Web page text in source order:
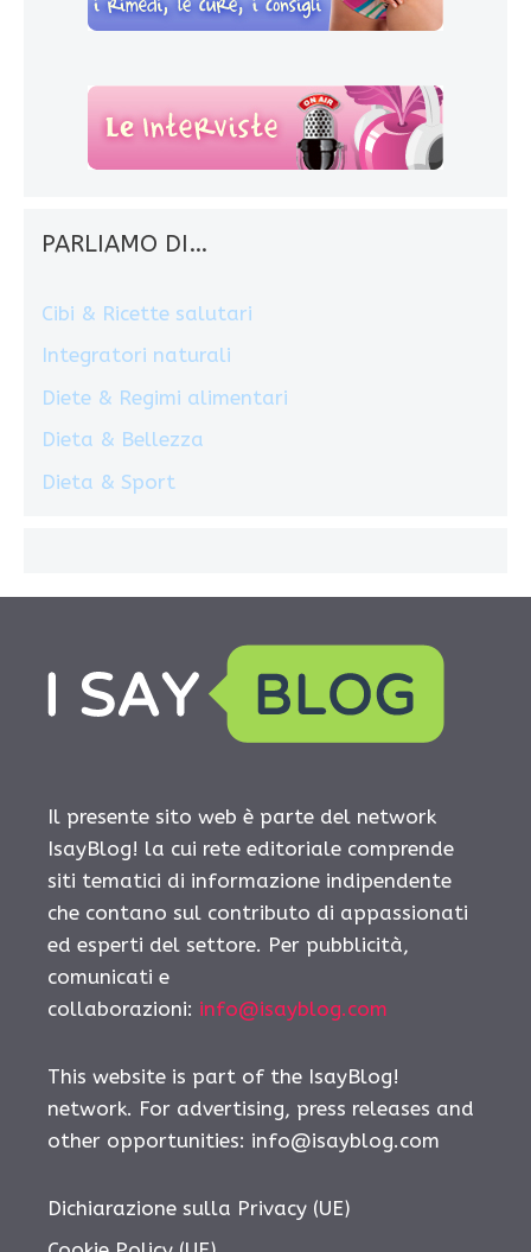
PARLIAMO DI…
Cibi & Ricette salutari
Integratori naturali
Diete & Regimi alimentari
Dieta & Bellezza
Dieta & Sport
Il presente sito web è parte del network
IsayBlog! la cui rete editoriale comprende
siti tematici di informazione indipendente
che contano sul contributo di appassionati
ed esperti del settore. Per pubblicità,
comunicati e
collaborazioni: info@isayblog.com
This website is part of the IsayBlog!
network. For advertising, press releases and
other opportunities: info@isayblog.com
Dichiarazione sulla Privacy (UE)